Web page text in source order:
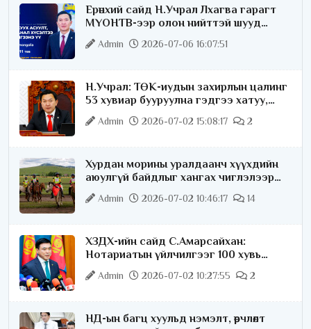
Ерөнхий сайд Н.Учрал Лхагва гарагт
МҮОНТВ-ээр олон нийттэй шууд
ярилцана
Admin 2026-07-06 16:07:51
Н.Учрал: ТӨК-иудын захирлын цалинг
53 хувиар бууруулна гэдгээ хатуу,
хариуцлагатайгаар хэлье
Admin 2026-07-02 15:08:17 2
Хурдан морины уралдаанч хүүхдийн
аюулгүй байдлыг хангах чиглэлээр
ажиллаж байна
Admin 2026-07-02 10:46:17 14
ХЗДХ-ийн сайд С.Амарсайхан:
Нотариатын үйлчилгээг 100 хувь
цахимжуулна
Admin 2026-07-02 10:27:55 2
НД-ын багц хуульд нэмэлт, өөрчлөлт